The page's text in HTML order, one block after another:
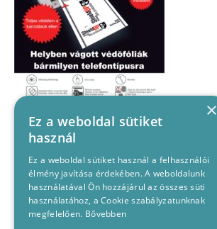
×
Ez a weboldal sütiket
használ
Ez a weboldal sütiket használ a felhasználói
élmény javítása érdekében. A weboldalunk
használatával Ön hozzájárul az összes süti
használatához, a Cookie szabályzatunknak
megfelelően. Bővebben